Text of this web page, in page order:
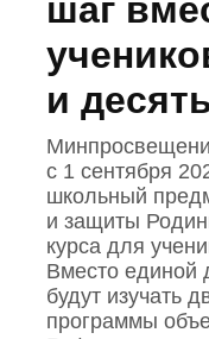
шаг
и
с 1 сентября
школьный
и защиты
курса для
Вместо единой
будут изучать
программы